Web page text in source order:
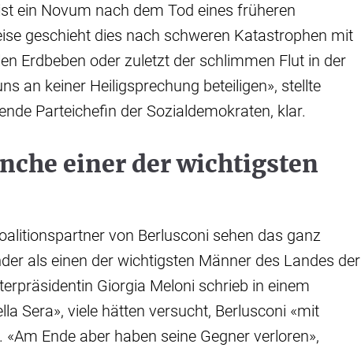
ein Novum nach dem Tod eines früheren
geschieht dies nach schweren Katastrophen mit
Erdbeben oder zuletzt der schlimmen Flut in der
an keiner Heiligsprechung beteiligen», stellte
Parteichefin der Sozialdemokraten, klar.
einer der wichtigsten
von Berlusconi sehen das ganz
als einen der wichtigsten Männer des Landes der
Giorgia Meloni schrieb in einem
Sera», viele hätten versucht, Berlusconi «mit
Ende aber haben seine Gegner verloren»,